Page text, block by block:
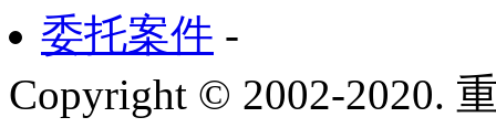
委托案件 -
Copyright © 2002-2020.